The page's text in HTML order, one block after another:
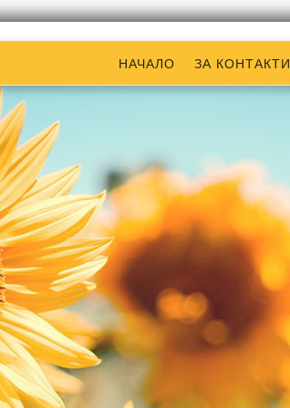
НАЧАЛО ЗА КОНТАКТИ